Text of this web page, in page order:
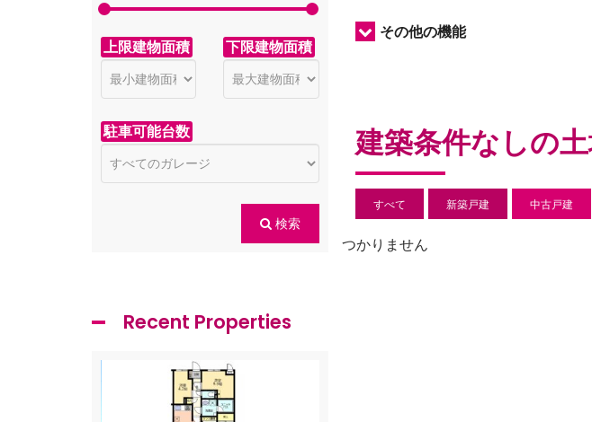
その他の機能
建築条件なしの
すべて 新築戸建 中古戸建
つかりません
上限建物面積 下限建物面積
駐車可能台数
検索
Recent Properties